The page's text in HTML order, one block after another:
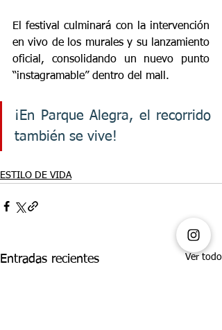
El festival culminará con la intervención
en vivo de los murales y su lanzamiento
oficial, consolidando un nuevo punto
“instagramable” dentro del mall.
¡En Parque Alegra, el recorrido
también se vive!
ESTILO DE VIDA
Entradas recientes Ver todo